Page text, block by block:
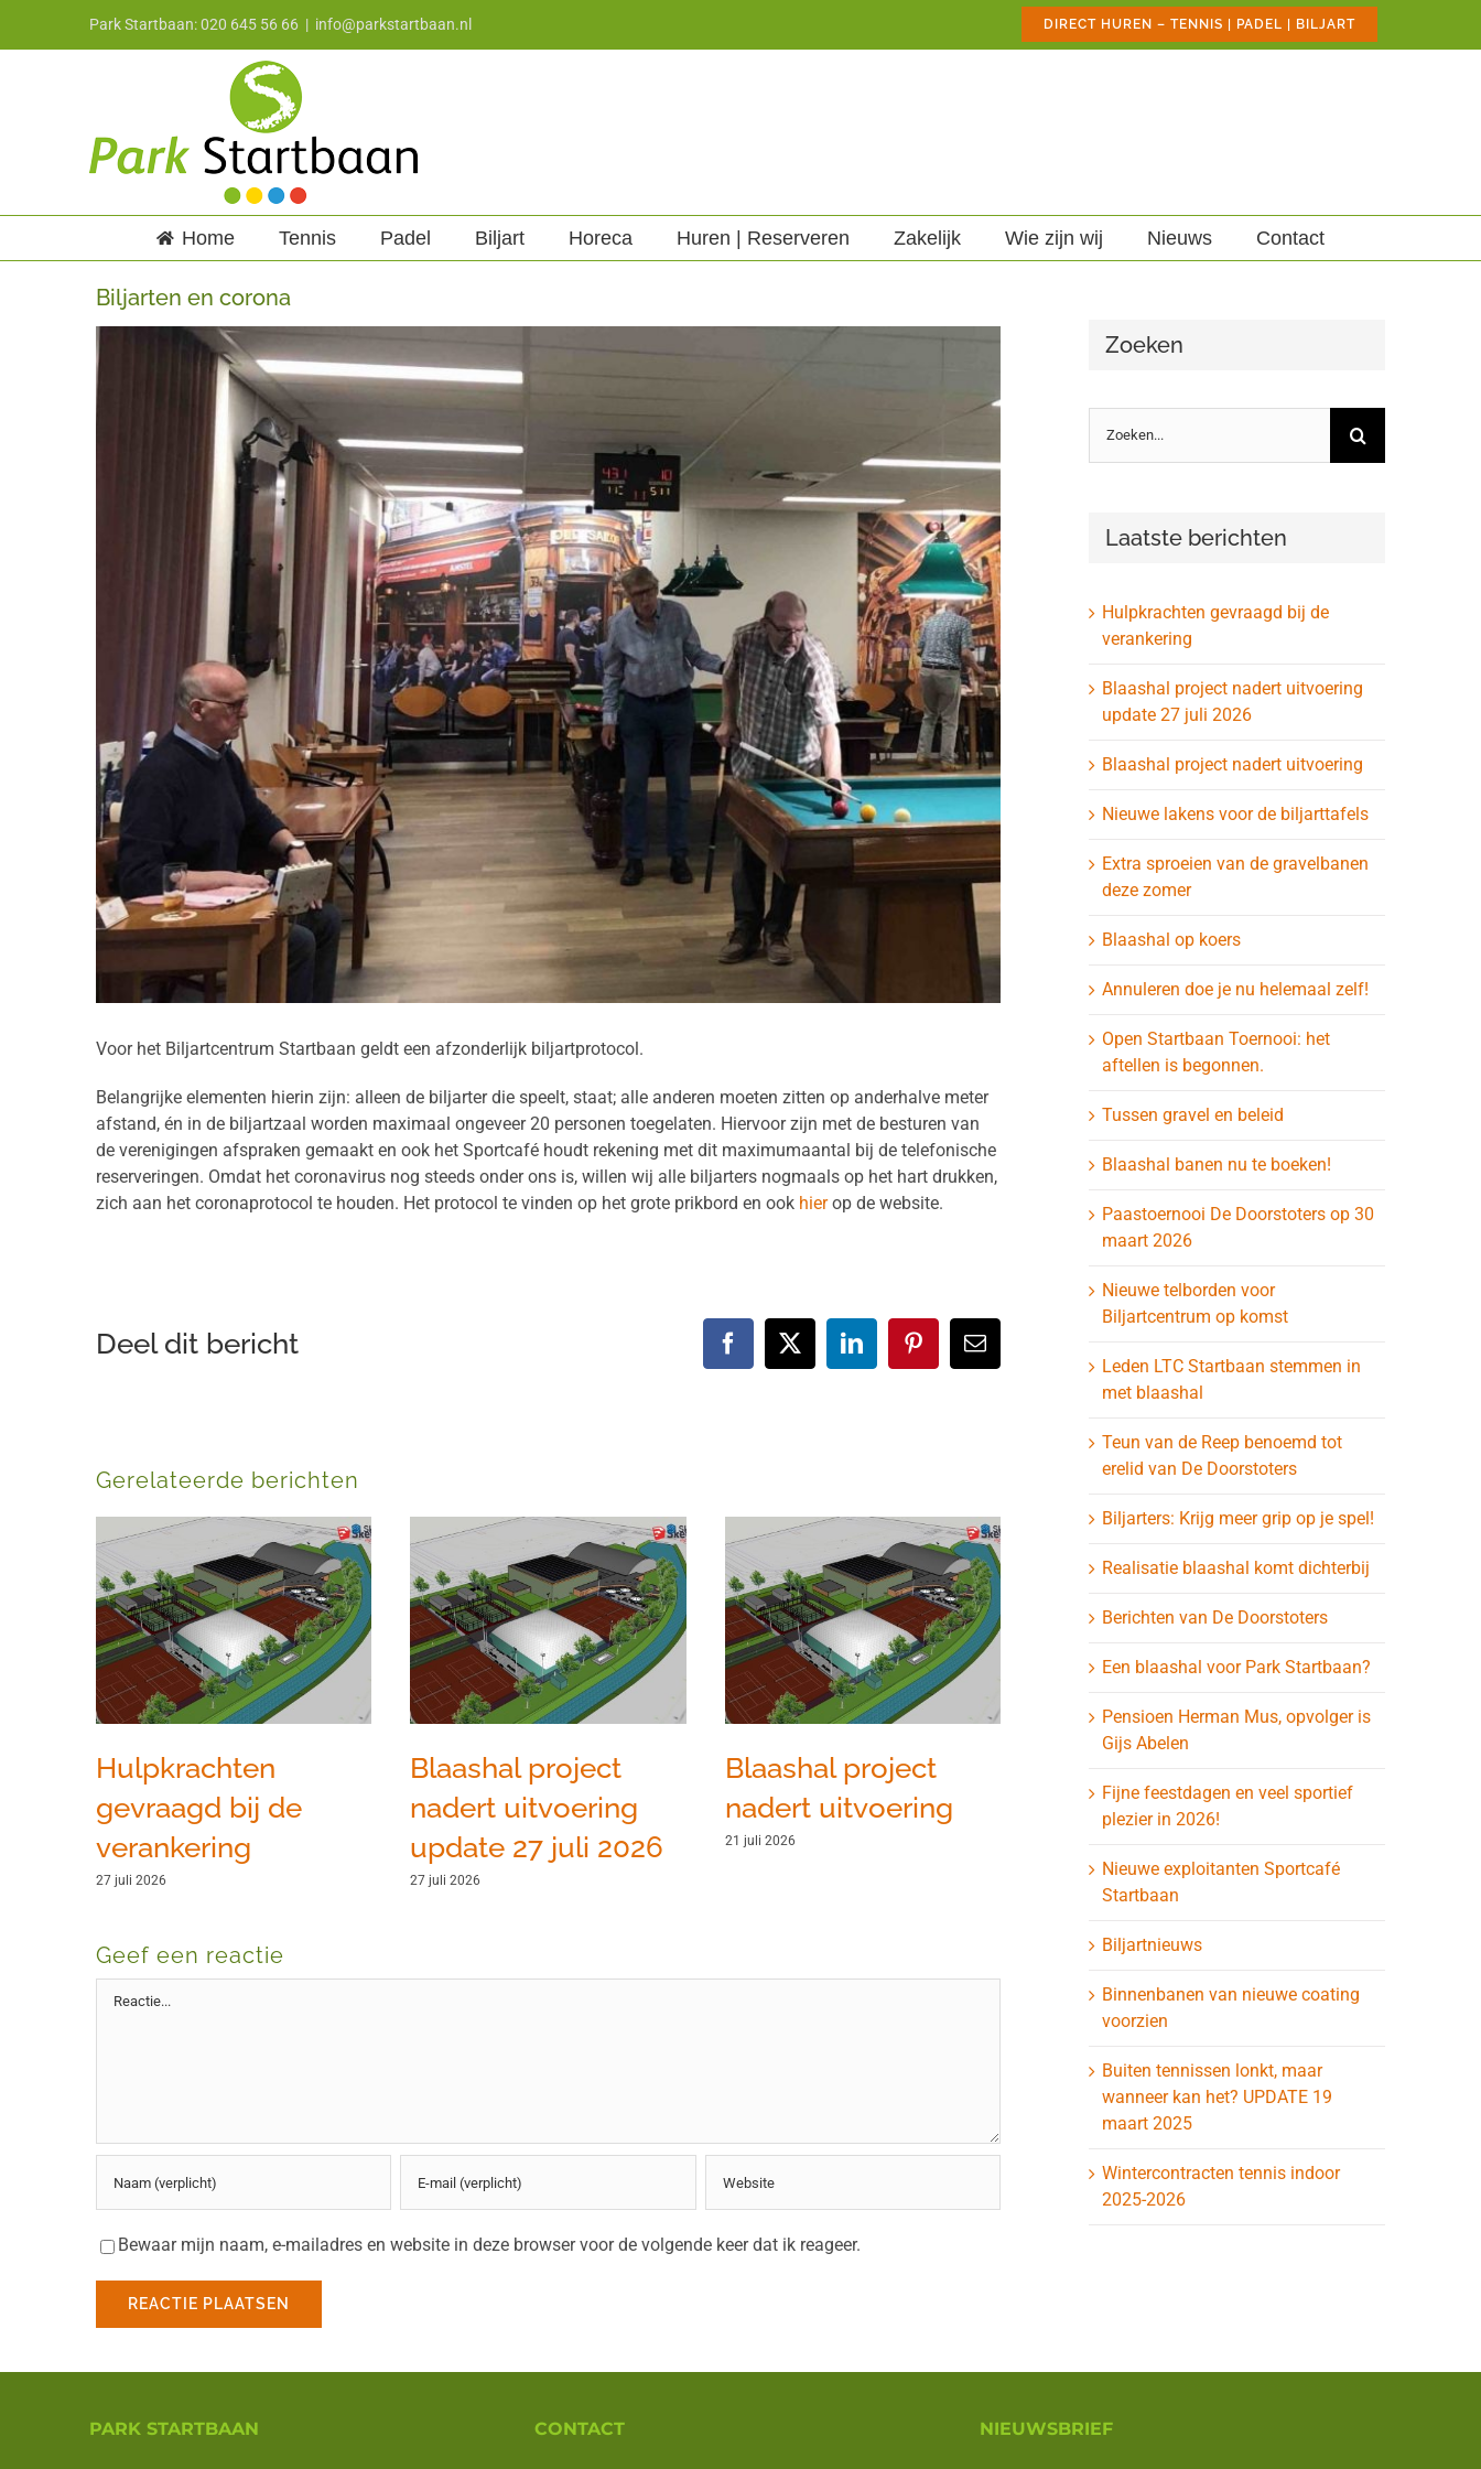
Park Startbaan: 020 645 56 66 | info@parkstartbaan.nl DIRECT HUREN – TENNIS | PADEL | BILJART
Home Tennis Padel Biljart Horeca Huren | Reserveren Zakelijk Wie zijn wij Nieuws Contact
Biljarten en corona
grotere
afbeelding
Voor het Biljartcentrum Startbaan geldt een afzonderlijk biljartprotocol.
Belangrijke elementen hierin zijn: alleen de biljarter die speelt, staat; alle anderen moeten zitten op anderhalve meter
afstand, én in de biljartzaal worden maximaal ongeveer 20 personen toegelaten. Hiervoor zijn met de besturen van
de verenigingen afspraken gemaakt en ook het Sportcafé houdt rekening met dit maximumaantal bij de telefonische
reserveringen. Omdat het coronavirus nog steeds onder ons is, willen wij alle biljarters nogmaals op het hart drukken,
zich aan het coronaprotocol te houden. Het protocol te vinden op het grote prikbord en ook hierop de website.
Deel dit bericht Facebook
X LinkedInPinterest
E-
mail
Gerelateerde berichten
Hulpkrachten
gevraagd bij de
verankering
27 juli 2026
Blaashal project
nadert uitvoering
update 27 juli 2026
27 juli 2026
Blaashal project
nadert uitvoering
21 juli 2026
gevraagd bij de
Geef een reactie
Reactie
Bewaar mijn naam, e-mailadres en website in deze browser voor de volgende keer dat ik reageer.
Zoeken
naar:
Laatste berichten
Hulpkrachten gevraagd bij de
verankering
Blaashal project nadert uitvoering
update 27 juli 2026
Blaashal project nadert uitvoering
Nieuwe lakens voor de biljarttafels
Extra sproeien van de gravelbanen
deze zomer
Blaashal op koers
Annuleren doe je nu helemaal zelf!
Open Startbaan Toernooi: het
aftellen is begonnen.
Tussen gravel en beleid
Blaashal banen nu te boeken!
Paastoernooi De Doorstoters op 30
maart 2026
Nieuwe telborden voor
Biljartcentrum op komst
Leden LTC Startbaan stemmen in
met blaashal
Teun van de Reep benoemd tot
erelid van De Doorstoters
Biljarters: Krijg meer grip op je spel!
Realisatie blaashal komt dichterbij
Berichten van De Doorstoters
Een blaashal voor Park Startbaan?
Pensioen Herman Mus, opvolger is
Gijs Abelen
Fijne feestdagen en veel sportief
plezier in 2026!
Nieuwe exploitanten Sportcafé
Startbaan
Biljartnieuws
Binnenbanen van nieuwe coating
voorzien
Buiten tennissen lonkt, maar
wanneer kan het? UPDATE 19
maart 2025
Wintercontracten tennis indoor
2025-2026
PARK STARTBAAN CONTACT NIEUWSBRIEF